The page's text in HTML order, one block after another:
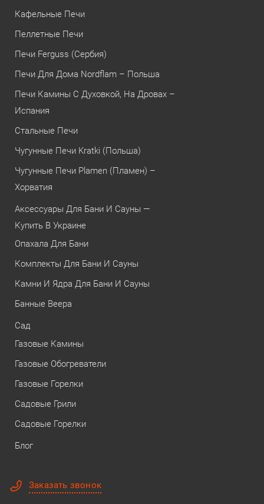
Кафельные Печи
Пеллетные Печи
Печи Ferguss (Сербия)
Печи Для Дома Nordflam – Польша
Печи Камины С Духовкой, На Дровах –
Испания
Стальные Печи
Чугунные Печи Kratki (Польша)
Чугунные Печи Plamen (Пламен) –
Хорватия
Аксессуары Для Бани И Сауны —
Купить В Украине
Опахала Для Бани
Комплекты Для Бани И Сауны
Камни И Ядра Для Бани И Сауны
Банные Веера
Сад
Газовые Камины
Газовые Обогреватели
Газовые Горелки
Садовые Грили
Садовые Горелки
Блог
Заказать звонок